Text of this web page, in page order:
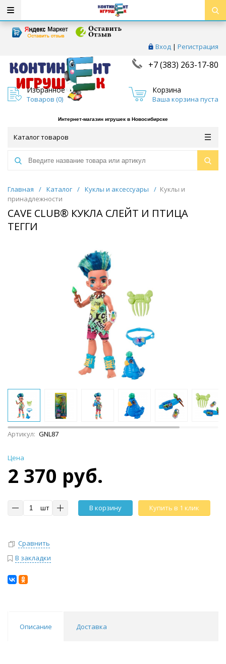
Вход | Регистрация
+7 (383) 263-17-80
Избранное
Товаров (0)
Корзина
Ваша корзина пуста
Интернет-магазин игрушек в Новосибирске
Каталог товаров
Главная / Каталог / Куклы и аксессуары / Куклы и
принадлежности
CAVE CLUB® КУКЛА СЛЕЙТ И ПТИЦА
ТЕГГИ
Артикул: GNL87
Цена
2 370 руб.
шт В корзину Купить в 1 клик
Сравнить
В закладки
Описание Доставка